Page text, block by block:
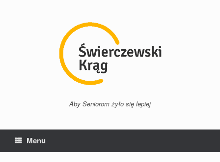
Aby Seniorom żyło się lepiej
Menu